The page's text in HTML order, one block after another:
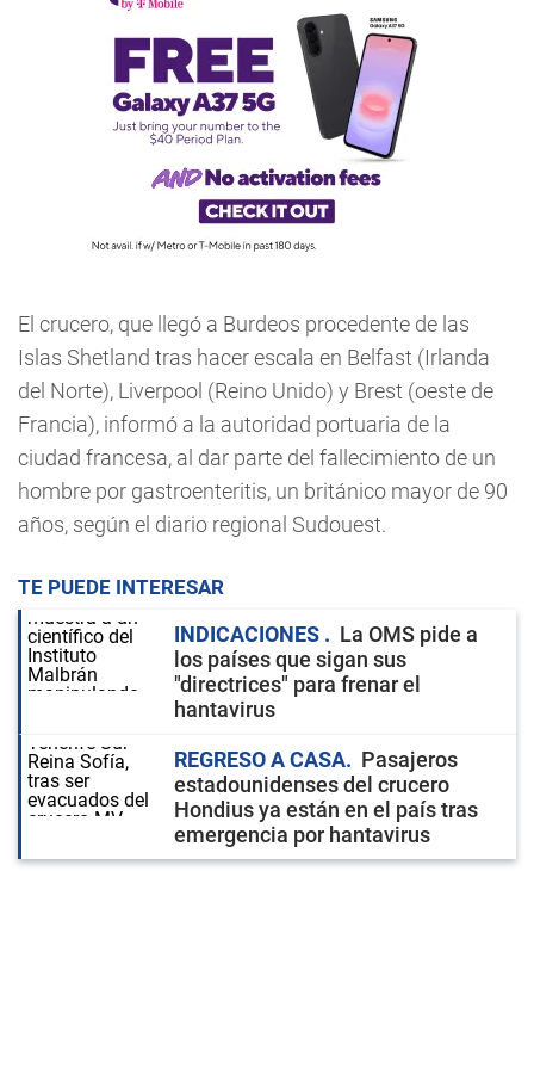
El crucero, que llegó a Burdeos procedente de las
Islas Shetland tras hacer escala en Belfast (Irlanda
del Norte), Liverpool (Reino Unido) y Brest (oeste de
Francia), informó a la autoridad portuaria de la
ciudad francesa, al dar parte del fallecimiento de un
hombre por gastroenteritis, un británico mayor de 90
años, según el diario regional Sudouest.
TE PUEDE INTERESAR
INDICACIONES
La OMS pide a
los países que sigan sus
"directrices" para frenar el
hantavirus
REGRESO A CASA
Pasajeros
estadounidenses del crucero
Hondius ya están en el país tras
emergencia por hantavirus